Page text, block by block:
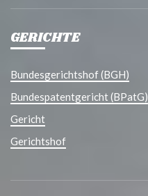
GERICHTE
Bundesgerichtshof (BGH)
Bundespatentgericht (BPatG)
Gericht
Gerichtshof